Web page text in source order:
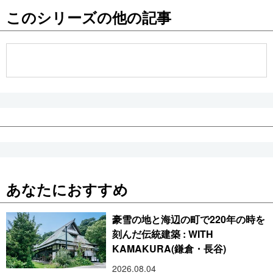
お知らせ
このシリーズの他の記事
あなたにおすすめ
豪雪の地と海辺の町で220年の時を
刻んだ伝統建築 : WITH
KAMAKURA(鎌倉・長谷)
2026.08.04